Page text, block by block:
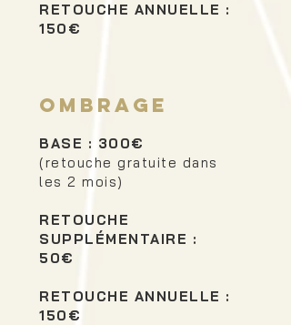
RETOUCHE ANNUELLE :
150€
OMBRAGE
BASE : 300€
(retouche gratuite dans
les 2 mois)
RETOUCHE
SUPPLÉMENTAIRE :
50€
RETOUCHE ANNUELLE :
150€